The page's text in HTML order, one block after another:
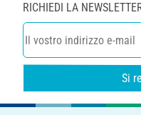
RICHIEDI LA
Si